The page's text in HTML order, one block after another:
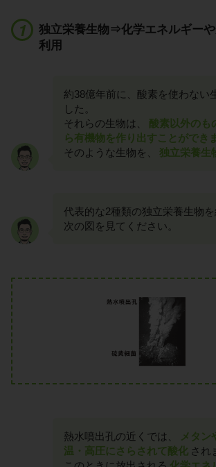
独立栄養生物⇒化学エネルギー
利用
約38億年前に、酸素を使わない
した。
それらの生物は、
酸素以外のも
ら有機物を作り出すことができ
そのような生物を、
独立栄養生
代表的な2種類の独立栄養生物を
次の図を見てください。
熱水噴出孔の近くでは、
メタン
温・高圧にさらされて酸化 され